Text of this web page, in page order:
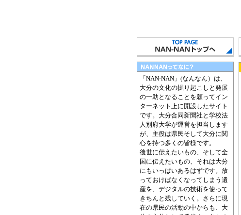
「NAN-NAN」(なんなん）は、
大分の文化の掘り起こしと発展
の一助となることを願ってイン
ターネット上に開設したサイト
です。大分合同新聞社と学校法
人別府大学が運営を担当します
が、主役は県民そして大分に関
心を持つ多くの皆様です。
後世に伝えたいもの、そして全
国に伝えたいもの、それは大分
にもいっぱいあるはずです。放
っておけばなくなってしまう遺
産を、デジタルの技術を使って
きちんと残していく。さらに現
在の県民の活動の中からも、大